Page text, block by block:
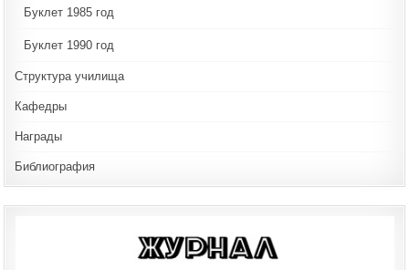
Буклет 1985 год
Буклет 1990 год
Структура училища
Кафедры
Награды
Библиография